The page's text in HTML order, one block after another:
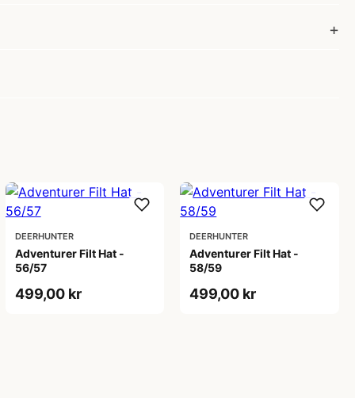
DEERHUNTER
Adventurer Filt Hat -
56/57
499,00 kr
DEERHUNTER
Adventurer Filt Hat -
58/59
499,00 kr